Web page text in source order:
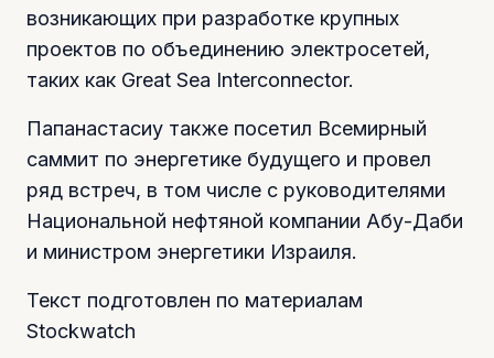
возникающих при разработке крупных
проектов по объединению электросетей,
таких как Great Sea Interconnector.
Папанастасиу также посетил Всемирный
саммит по энергетике будущего и провел
ряд встреч, в том числе с руководителями
Национальной нефтяной компании Абу-Даби
и министром энергетики Израиля.
Текст подготовлен по материалам
Stockwatch